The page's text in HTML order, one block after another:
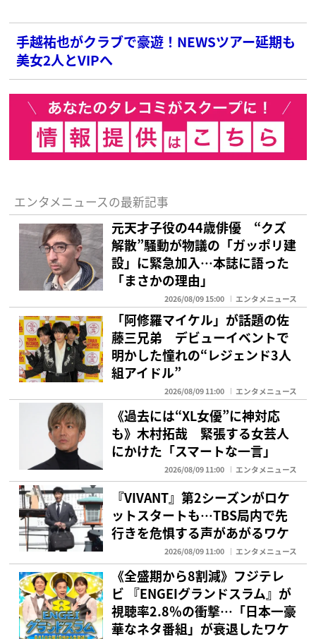
手越祐也がクラブで豪遊！NEWSツアー延期も
美女2人とVIPへ
エンタメニュースの最新記事
元天才子役の44歳俳優 “クズ
解散”騒動が物議の「ガッポリ建
設」に緊急加入…本誌に語った
「まさかの理由」
2026/08/09 15:00 エンタメニュース
「阿修羅マイケル」が話題の佐
藤三兄弟 デビューイベントで
明かした憧れの“レジェンド3人
組アイドル”
2026/08/09 11:00 エンタメニュース
《過去には“XL女優”に神対応
も》木村拓哉 緊張する女芸人
にかけた「スマートな一言」
2026/08/09 11:00 エンタメニュース
『VIVANT』第2シーズンがロケ
ットスタートも…TBS局内で先
行きを危惧する声があがるワケ
2026/08/09 11:00 エンタメニュース
《全盛期から8割減》フジテレ
ビ 『ENGEIグランドスラム』が
視聴率2.8％の衝撃…「日本一豪
華なネタ番組」が衰退したワケ